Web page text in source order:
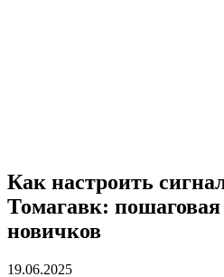
Как настроить
Томагавк:
новичков
19.06.2025